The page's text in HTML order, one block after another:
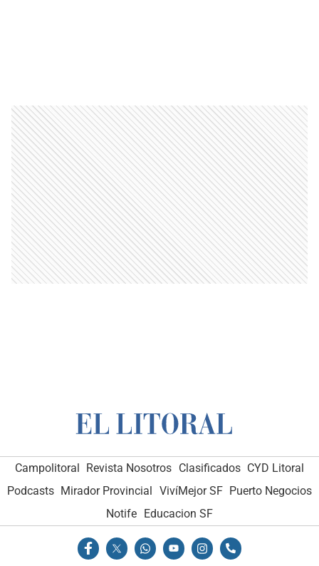
Campolitoral Revista Nosotros Clasificados CYD Litoral
Podcasts Mirador Provincial VivíMejor SF Puerto Negocios
Notife Educacion SF